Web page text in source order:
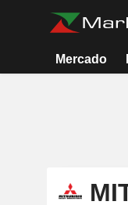
Mercado